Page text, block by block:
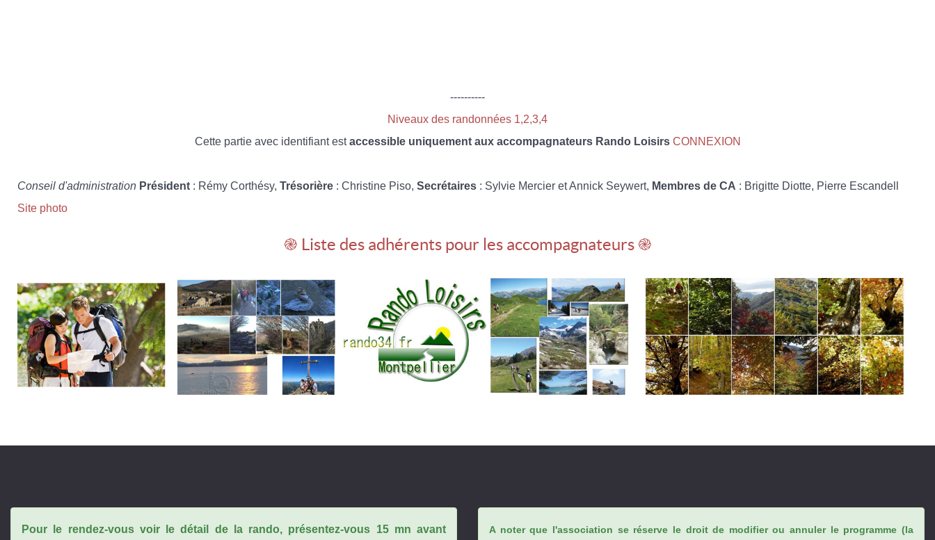
----------
Niveaux des randonnées 1,2,3,4
Cette partie avec identifiant estaccessible uniquement aux accompagnateurs Rando Loisirs CONNEXION
Conseil d'administration Président : Rémy Corthésy, Trésorière : Christine Piso, Secrétaires : Sylvie Mercier et Annick Seywert, Membres de CA : Brigitte Diotte, Pierre Escandell
Site photo
֎ Liste des adhérents pour les accompagnateurs ֎
Pour le rendez-vous voir le détail de la rando, présentez-vous 15 mn avant
A noter que l'association se réserve le droit de modifier ou annuler le programme (la